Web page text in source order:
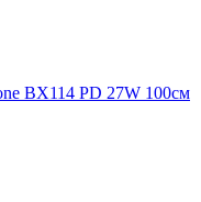
BX114 PD 27W 100см